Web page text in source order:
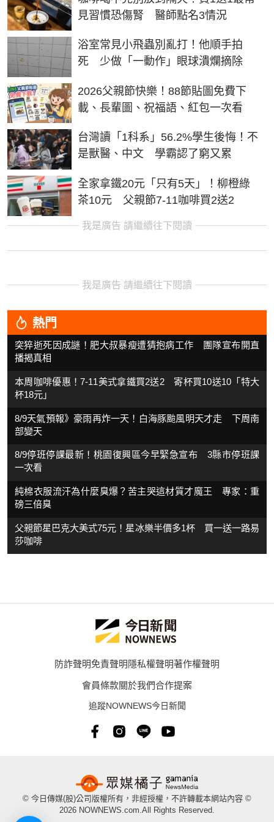
見習慣恐傷腎 醫師點名3情況
浴室常見小飛蟲別亂打！他順手拍
死 少做「一動作」眼球潰爛摘除
2026父親節快樂！88節貼圖免費下
載、長輩圖、祝福語、紅包一次看
台灣讀「1科系」56.2%學生後悔！不
是獸醫、中文 學霸認了窮又累
全家拿鐵20元「只有5天」！柳橙綠
茶10元 父親節7-11咖啡買2送2
我是廣告 請繼續往下閱讀
我是廣告 請繼續往下閱讀
熱門
突猝逝死因成謎！肥大叔暴瘦遭猜抱病工作 團隊宣布開直
播揭真相
本周咖啡優惠！7-11美式拿鐵買2送2 寄杯買10送10「特大
杯18元」
8/9天氣預報》豪雨再炸一天！白海豚颱風明天才走 下周南
部變天
8/9停班停課最新！桃園復興區今早緊急宣布 3縣市停班課
一次看
純棉衣服流汗為什麼臭爆？苦主哭這材質才魔王 專家：重
磅三倍臭
父親節星巴克大美式75元！星冰樂半價多1杯 買一送一路易
莎咖啡
防詐聲明免責聲明隱私權聲明著作權聲明
會員條款關於我們合作提案
追蹤NOWNEWS今日新聞
© 今日傳媒(股)公司版權所有，非經授權，不許轉載本網站內容 ©
2026 NOWNEWS.com.All Rights Reserved.